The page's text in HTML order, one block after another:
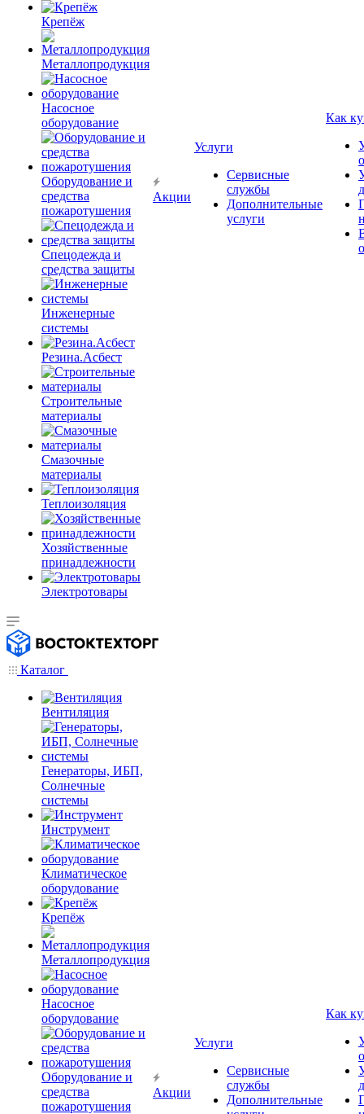
Крепёж
Металлопродукция
Насосное
оборудование
Оборудование и
средства
пожаротушения
Спецодежда и
средства защиты
Инженерные
системы
Резина.Асбест
Строительные
материалы
Смазочные
материалы
Теплоизоляция
Хозяйственные
принадлежности
Электротовары
Акции
Услуги
Сервисные
службы
Дополнительные
услуги
Как
Каталог
Вентиляция
Генераторы, ИБП,
Солнечные
системы
Инструмент
Климатическое
оборудование
Крепёж
Металлопродукция
Насосное
оборудование
Оборудование и
средства
пожаротушения
Акции
Услуги
Сервисные
службы
Дополнительные
Как